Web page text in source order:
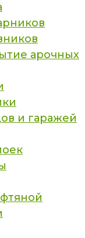
арочных
и гаражей